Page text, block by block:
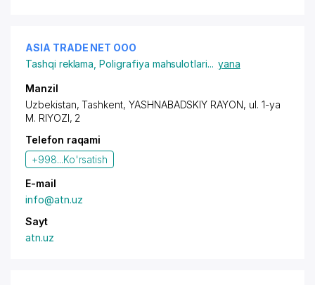
ASIA TRADE NET OOO
Tashqi reklama ,Poligrafiya mahsulotlari... yana
Manzil
Uzbekistan, Tashkent, YASHNABADSKIY RAYON, ul. 1-ya
M. RIYOZI, 2
Telefon raqami
+998...Ko'rsatish
E-mail
info@atn.uz
Sayt
atn.uz